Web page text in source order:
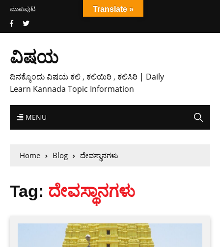
ಮುಖಪುಟ
ವಿಷಯ
ದಿನಕ್ಕೊಂದು ವಿಷಯ ಕಲಿ , ಕಲಿಯಿರಿ , ಕಲಿಸಿರಿ | Daily
Learn Kannada Topic Information
MENU
Home Blog ದೇವಸ್ಥಾನಗಳು
Tag: ದೇವಸ್ಥಾನಗಳು
Translate »